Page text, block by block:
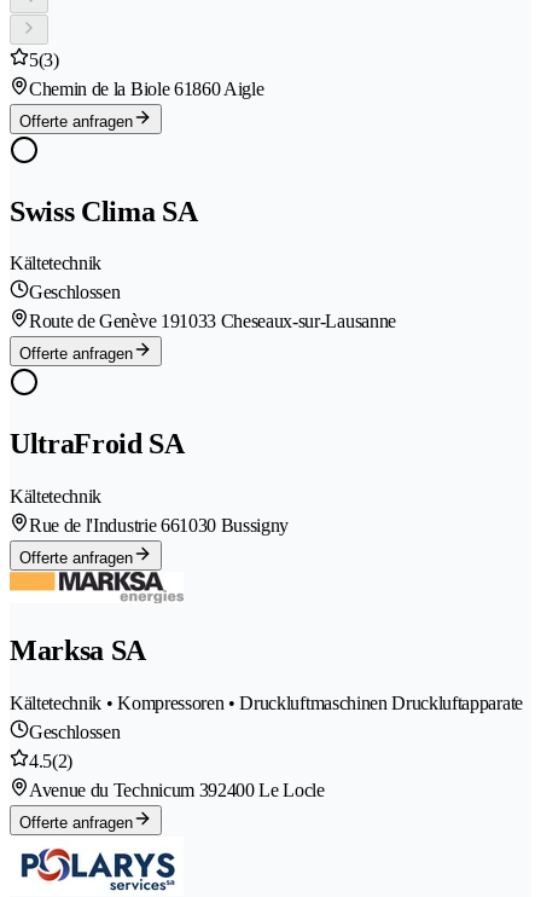
5(3)
Chemin de la Biole 61860 Aigle
Offerte anfragen
Swiss Clima SA
Kältetechnik
Geschlossen
Route de Genève 191033 Cheseaux-sur-Lausanne
Offerte anfragen
UltraFroid SA
Kältetechnik
Rue de l'Industrie 661030 Bussigny
Offerte anfragen
Marksa SA
Kältetechnik • Kompressoren • Druckluftmaschinen Druckluftapparate
Geschlossen
4.5(2)
Avenue du Technicum 392400 Le Locle
Offerte anfragen